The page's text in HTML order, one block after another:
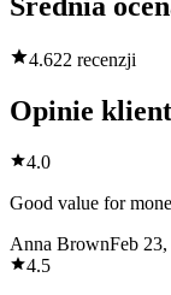
Średnia
4.622 recenzji
Opinie
4.0
Good value for
Anna BrownFeb
4.5